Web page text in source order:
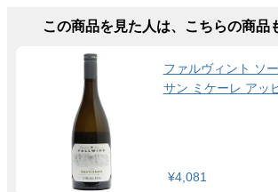
この商品を見た人は、こちらの商品
ファルヴィント ソ
サン ミケーレ アッ
¥4,081